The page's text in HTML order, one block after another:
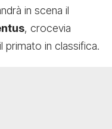
in scena il
, crocevia
primato in classifica.